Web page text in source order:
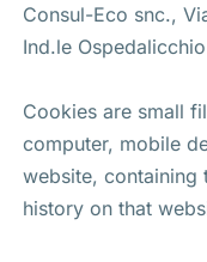
Consul-Eco snc.,
Ind.le
Cookies are small
computer, mobile
website, containing
history on that